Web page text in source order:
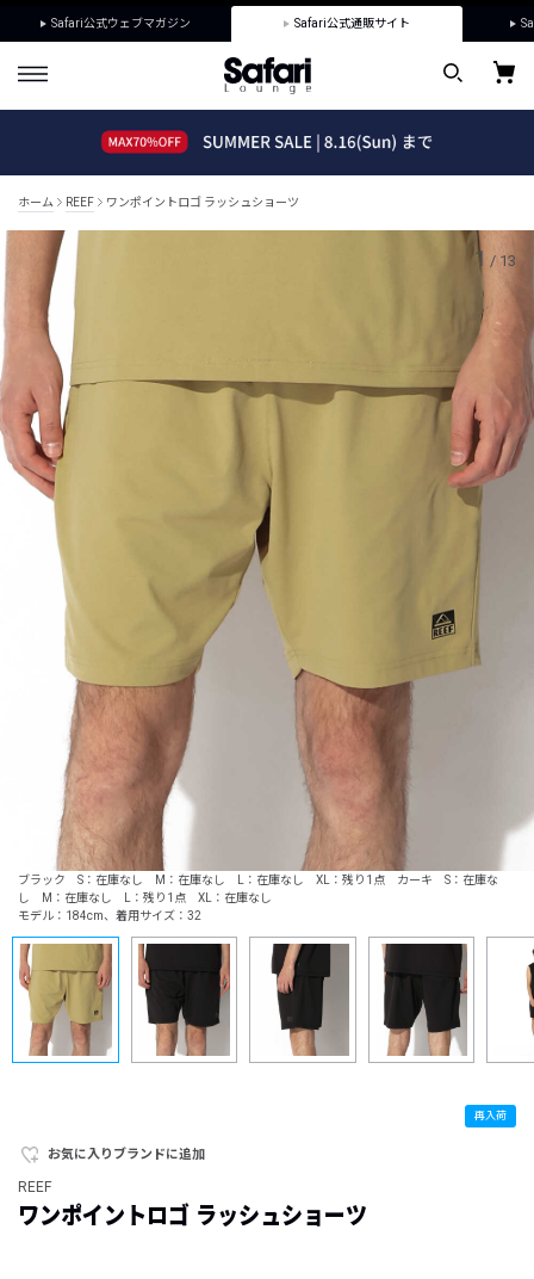
Safari公式ウェブマガジン Safari公式通販サイト
ホーム REEF ワンポイントロゴ ラッシュショーツ
ブラック S：在庫なし M：在庫なし L：在庫なし XL：残り1点 カーキ S：在庫な
し M：在庫なし L：残り1点 XL：在庫なし
モデル：184cm、着用サイズ：32
1 / 13
再入荷
お気に入りブランドに追加
REEF
ワンポイントロゴ ラッシュショーツ